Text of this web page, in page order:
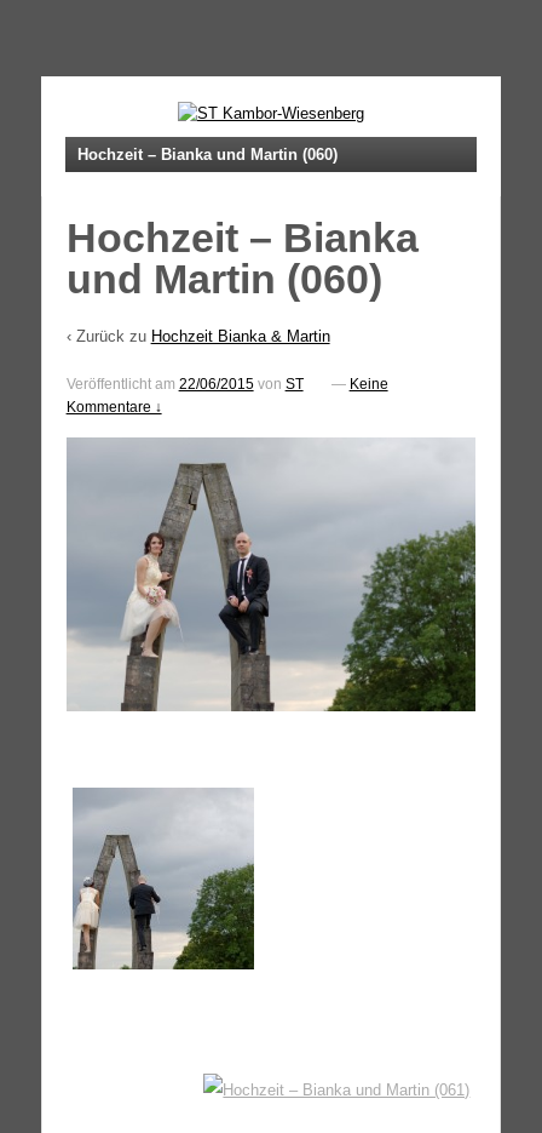
↓
CONTENT
Hochzeit – Bianka und Martin (060)
Hochzeit – Bianka
und Martin (060)
‹ Zurück zu Hochzeit Bianka & Martin
Veröffentlicht am 22/06/2015von ST — Keine
Kommentare ↓